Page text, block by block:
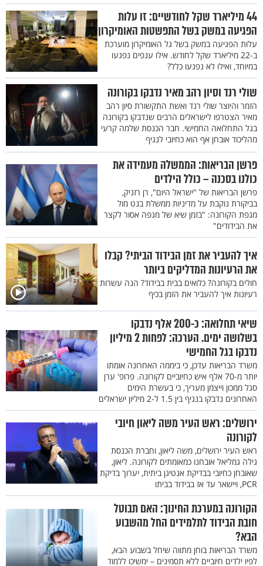
44 מיליארד שקל לחודשיים: זו עלות
הפגיעה במשק בשל התפשטות האומיקרון
עלות הפגיעה במשק בשל גל האומיקרון מוערכת
ב-22 מיליארד שקל לחודש. אילו ענפים נפגעו
במיוחד, ואילו לא נפגעו כלל?
שולי רנד וסיון רהב מאיר נדבקו בקורונה
הזמר והיוצר שולי רנד ואשת התקשורת סיון רהב
מאיר הצטרפו לישראלים הרבים שנדבקו בקורונה
בגל התחלואה החמישי. חבר הכנסת שלמה קרעי
מהליכוד אובחן אף הוא כחיובי לנגיף
פרשן הבריאות: הממשלה מעמידה את
כולנו בסכנה – כולל הילדים
פרשן הבריאות של "ישראל היום", רן רזניק,
בביקורת נוקבת על מדיניות ממשלת בנט מול
מגפת הקורונה: "בזמן שיא של מגפה אסור לקצר
את הבידודים"
איך להעביר את זמן הבידוד הביתי? קבלו
את הרעיונות המדליקים ביותר
חולים בקורונה? כלואים בבית בבידוד? הנה עשרות
רעיונות איך להעביר את הזמן בכיף
שיאי תחלואה: כ-200 אלף נדבקו
בשלושה ימים. הערכה: לפחות 2 מיליון
נדבקו בגל החמישי
משרד הבריאות עדכן, כי ביממה האחרונה אומתו
יותר מ-70 אלף איש כחיוביים לקורונה. פרופ' ערן
סגל ממכון וייצמן מעריך, כי בעשרת הימים
האחרונים נדבקו בנגיף בין 1.5 ל-2 מיליון ישראלים
ירושלים: ראש העיר משה ליאון חיובי
לקורונה
ראש העיר ירושלים, משה ליאון, וחברת הכנסת
גילה גמליאל אובחנו כמאומתים לקורונה. ליאון,
שאובחן כחיובי בבדיקת אנטיגן ביתית, יערוך בדיקת
PCR, ויישאר עד אז בבידוד בביתו
הקורונה במערכת החינוך: האם תבוטל
חובת הבידוד לתלמידים החל מהשבוע
הבא?
משרד הבריאות בוחן מתווה שיחל בשבוע הבא,
לפיו ילדים חיוביים ללא תסמינים – ימשיכו ללמוד